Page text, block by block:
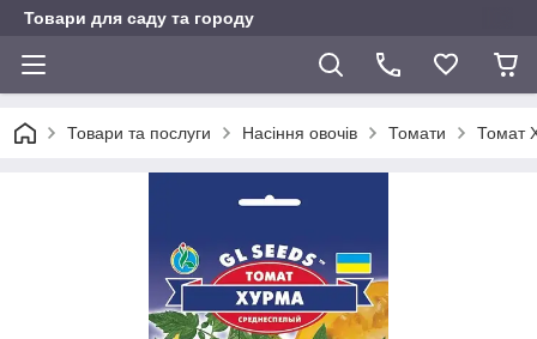
Товари для саду та городу
Товари та послуги Насіння овочів Томати Томат